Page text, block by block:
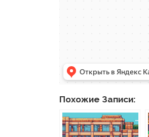
Похожие Записи: